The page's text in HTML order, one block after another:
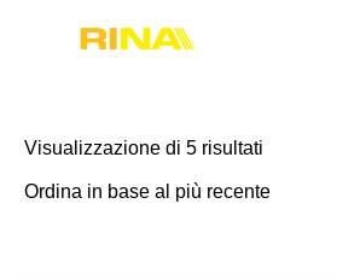
Visualizzazione di 5 risultati